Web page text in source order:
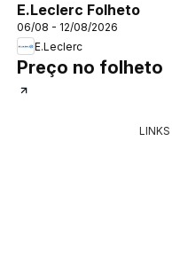
E.Leclerc Folheto
06/08 - 12/08/2026
E.Leclerc
Preço no folheto